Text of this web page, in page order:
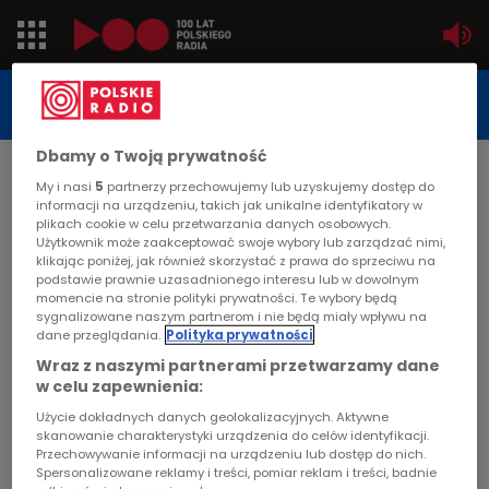
Jedynka
Dwójka
Trójka
Czwórka
PR24
Poland
Kierowcy
Dzieci
STUDIO REPORTAŻU
POLSKIEGO RADIA
2010-08-09
STRONA GŁÓWNA>ARTYKUŁ
Kasia Sobczyk życie w transie
STUDIO REPORTAŻU I DOKUMENTU
Kasia Sobczyk życie w transie
Dbamy o Twoją prywatność
My i nasi 5 partnerzy przechowujemy lub uzyskujemy dostęp do
informacji na urządzeniu, takich jak unikalne identyfikatory w
plikach cookie w celu przetwarzania danych osobowych.
Użytkownik może zaakceptować swoje wybory lub zarządzać nimi,
klikając poniżej, jak również skorzystać z prawa do sprzeciwu na
podstawie prawnie uzasadnionego interesu lub w dowolnym
momencie na stronie polityki prywatności. Te wybory będą
sygnalizowane naszym partnerom i nie będą miały wpływu na
dane przeglądania. Polityka prywatności
Wraz z naszymi partnerami przetwarzamy dane
w celu zapewnienia:
Użycie dokładnych danych geolokalizacyjnych. Aktywne
skanowanie charakterystyki urządzenia do celów identyfikacji.
Przechowywanie informacji na urządzeniu lub dostęp do nich.
Spersonalizowane reklamy i treści, pomiar reklam i treści, badnie